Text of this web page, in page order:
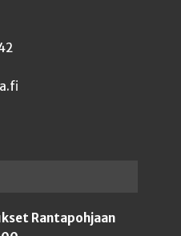
Rantapohjaan